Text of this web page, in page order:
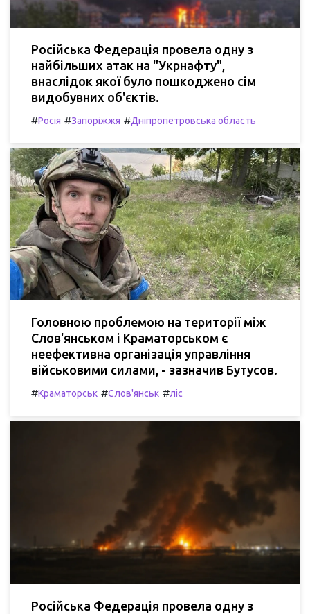
Російська Федерація провела одну з
найбільших атак на "Укрнафту",
внаслідок якої було пошкоджено сім
видобувних об'єктів.
#Росія #Запоріжжя #Дніпропетровська область
Головною проблемою на території між
Слов'янськом і Краматорськом є
неефективна організація управління
військовими силами, - зазначив Бутусов.
#Краматорськ #Слов'янськ #ліс
Російська Федерація провела одну з